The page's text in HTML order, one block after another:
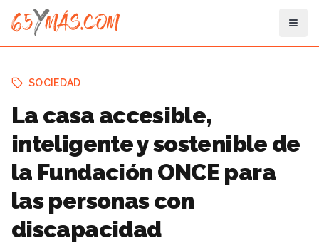
SOCIEDAD
La casa accesible,
inteligente y sostenible de
la Fundación ONCE para
las personas con
discapacidad